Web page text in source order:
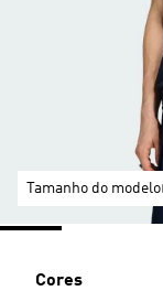
Tamanho do modelo
Cores